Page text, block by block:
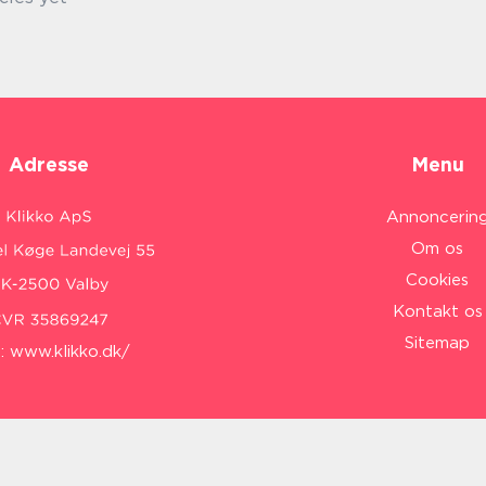
Adresse
www.klikko.dk/
Menu
Om os
Cookies
Kontakt os
Sitemap